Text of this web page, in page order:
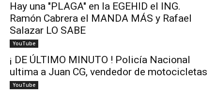
Hay una "PLAGA" en la EGEHID el ING.
Ramón Cabrera el MANDA MÁS y Rafael
Salazar LO SABE
YouTube
¡ DE ÚLTIMO MINUTO ! Policía Nacional
ultima a Juan CG, vendedor de motocicletas
YouTube